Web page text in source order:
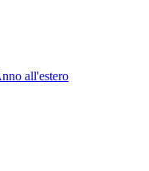
all'estero